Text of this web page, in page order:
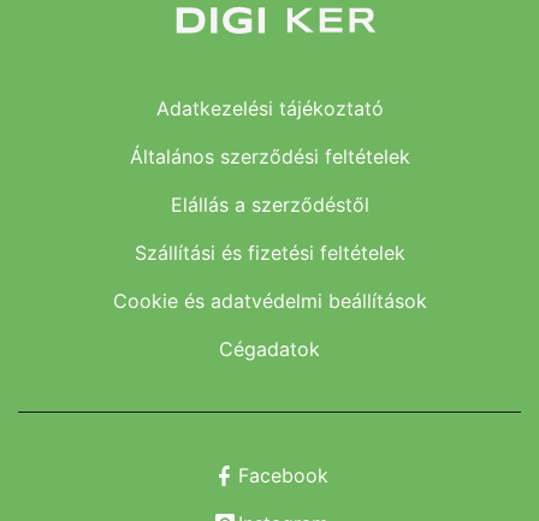
Adatkezelési tájékoztató
Általános szerződési feltételek
Elállás a szerződéstől
Szállítási és fizetési feltételek
Cookie és adatvédelmi beállítások
Cégadatok
Facebook